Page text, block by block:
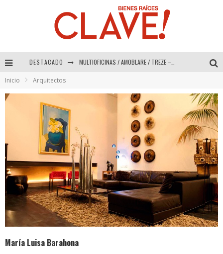
DESTACADO
Inicio Arquitectos
María Luisa Barahona